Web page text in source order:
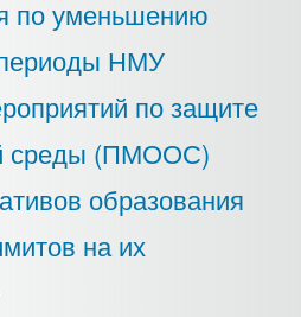
по уменьшению
НМУ
по защите
среды (ПМООС)
образования
на их